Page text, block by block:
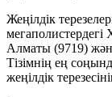
Жеңілдік
Алматы (9719)
Тізімнің ең
жеңілдік